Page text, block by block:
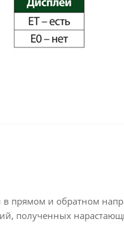
прямом и обратном
полученных